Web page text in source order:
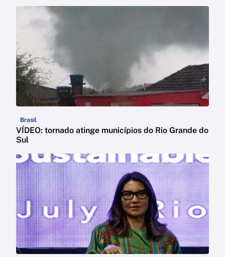
Brasil
VÍDEO: tornado atinge municípios do Rio Grande do
Sul